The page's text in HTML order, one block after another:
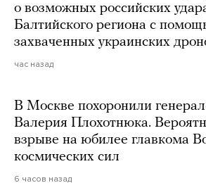
о возможных российских
Балтийского региона с
захваченных украинских
час назад
В Москве похоронили
Валерия Плохотнюка.
взрыве на юбилее главкома
космических сил
6 часов назад